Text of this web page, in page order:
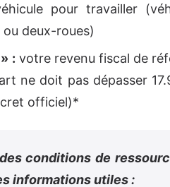
pour travailler
deux-roues)
: votre revenu fiscal de
ne doit pas dépasser
officiel)*
conditions de
informations utiles :